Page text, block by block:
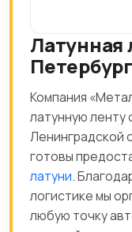
Латунная
Компания
латунную ленту
Ленинградской
готовы
латуни.
логистике мы
любую точку